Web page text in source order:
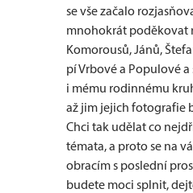
se vše začalo
mnohokrát poděkovat
Komorousů, Jánů,
pí Vrbové a Populové
i mému rodinnému
až jim jejich fotografie
Chci tak udělat co
témata, a proto se na
obracím s poslední
budete moci splnit,